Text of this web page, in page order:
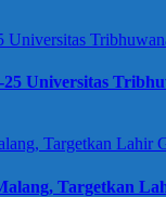
Universitas
Targetkan